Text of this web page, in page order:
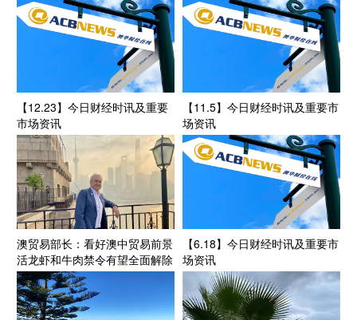
【12.23】今日财经时讯及重要
市场资讯
【11.5】今日财经时讯及重要市
场资讯
澳贸易部长：看好澳中贸易前景
活龙虾和牛肉禁令有望全面解除
【6.18】今日财经时讯及重要市
场资讯